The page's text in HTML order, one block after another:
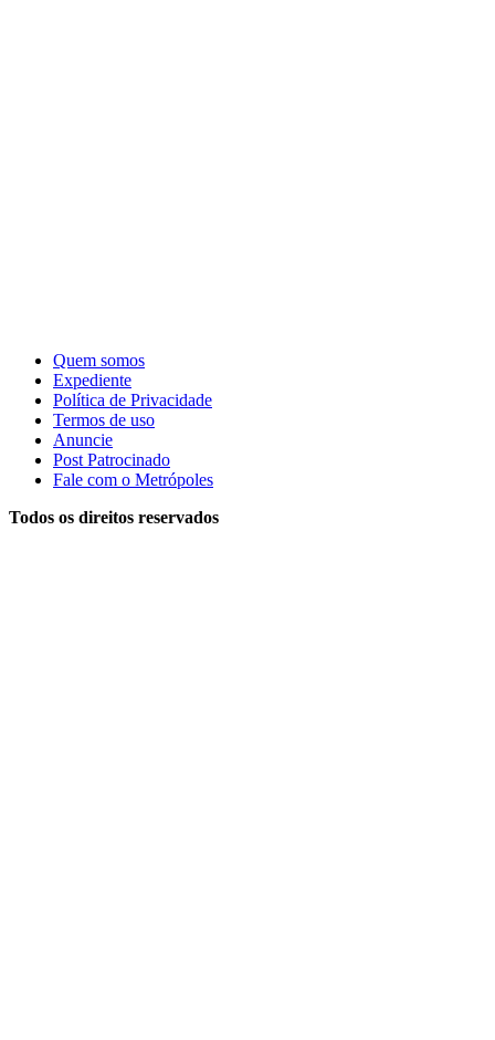
Quem somos
Expediente
Política de Privacidade
Termos de uso
Anuncie
Post Patrocinado
Fale com o Metrópoles
Todos os direitos reservados